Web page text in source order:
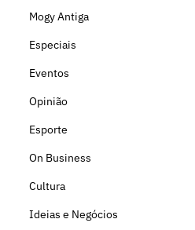
Mogy Antiga
Especiais
Eventos
Opinião
Esporte
On Business
Cultura
Ideias e Negócios